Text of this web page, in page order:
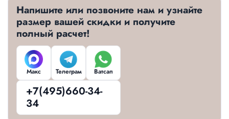
Напишите или позвоните нам и узнайте
размер вашей скидки и получите
полный расчет!
Макс Телеграм Ватсап
+7(495)660-34-
34